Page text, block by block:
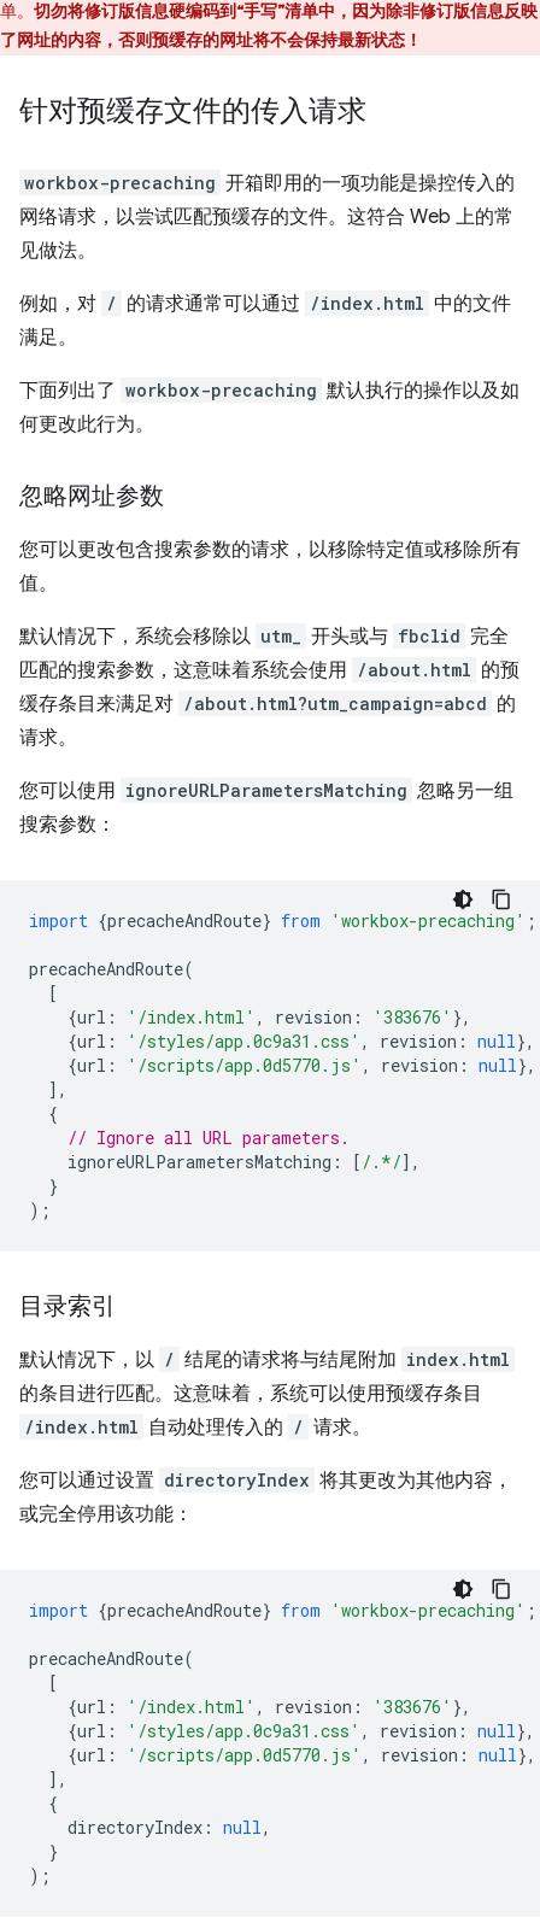
单。 切勿将修订版信息硬编码到“手写”清单中，因为除非修订版信息反映
了网址的内容，否则预缓存的网址将不会保持最新状态！
针对预缓存文件的传入请求
workbox-precaching 开箱即用的一项功能是操控传入的
网络请求，以尝试匹配预缓存的文件。这符合 Web 上的常
见做法。
例如，对 / 的请求通常可以通过 /index.html 中的文件
满足。
下面列出了 workbox-precaching 默认执行的操作以及如
何更改此行为。
忽略网址参数
您可以更改包含搜索参数的请求，以移除特定值或移除所有
值。
默认情况下，系统会移除以 utm_ 开头或与 fbclid 完全
匹配的搜索参数，这意味着系统会使用 /about.html 的预
缓存条目来满足对 /about.html?utm_campaign=abcd 的
请求。
您可以使用 ignoreURLParametersMatching 忽略另一组
搜索参数：
import {precacheAndRoute} from 'workbox-precaching' ;
precacheAndRoute(
[
{url : '/index.html' , revision : '383676' },
{url : '/styles/app.0c9a31.css' , revision : null},
{url : '/scripts/app.0d5770.js' , revision : null},
],
{
// Ignore all URL parameters.
ignoreURLParametersMatching : [ /.*/],
}
);
目录索引
默认情况下，以 / 结尾的请求将与结尾附加 index.html
的条目进行匹配。这意味着，系统可以使用预缓存条目
/index.html 自动处理传入的 / 请求。
您可以通过设置 directoryIndex 将其更改为其他内容，
或完全停用该功能：
import {precacheAndRoute} from 'workbox-precaching' ;
precacheAndRoute(
[
{url : '/index.html' , revision : '383676' },
{url : '/styles/app.0c9a31.css' , revision : null},
{url : '/scripts/app.0d5770.js' , revision : null},
],
{
directoryIndex : null,
}
);